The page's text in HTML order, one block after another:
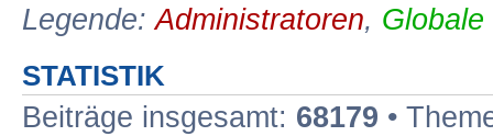
Legende:Administratoren,
STATISTIK
Beiträge insgesamt: 68179 •